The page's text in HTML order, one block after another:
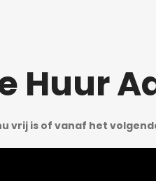
Huur
vrij is of vanaf het